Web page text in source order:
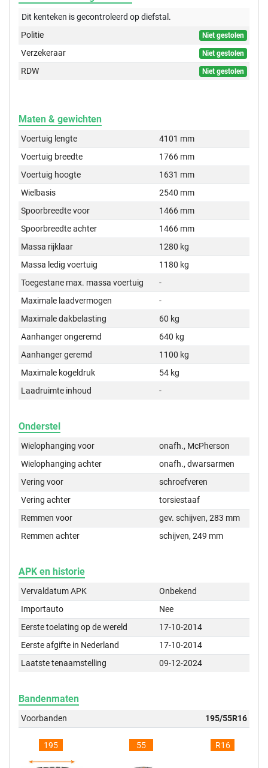
Dit kenteken is gecontroleerd opdiefstal.
Politie
Niet gestolen
Verzekeraar Niet gestolen
RDW Niet gestolen
Maten & gewichten
Voertuig lengte
4101 mm
Voertuig breedte
1766 mm
Voertuig hoogte
1631 mm
Wielbasis
2540 mm
Spoorbreedte voor
1466 mm
Spoorbreedte achter
1466 mm
Massa rijklaar
1280 kg
Massa ledig voertuig
1180 kg
Toegestane max. massa voertuig
-
Maximale laadvermogen
-
Maximale dakbelasting
60 kg
Aanhanger ongeremd
640 kg
Aanhanger geremd
1100 kg
Maximale kogeldruk
54 kg
Laadruimte inhoud
-
Onderstel
Wielophanging voor
onafh., McPherson
Wielophanging achter
onafh., dwarsarmen
Vering voor
schroefveren
Vering achter
torsiestaaf
Remmen voor
gev. schijven, 283 mm
Remmen achter
schijven, 249 mm
APK en historie
Vervaldatum APK
Onbekend
Importauto
Nee
Eerste toelating op de wereld
17-10-2014
Eerste afgifte in Nederland
17-10-2014
Laatste tenaamstelling
09-12-2024
Bandenmaten
Voorbanden 195/55R16
195 55 R16